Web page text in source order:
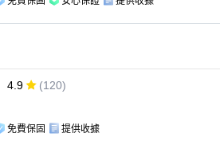
4.9 (120)
免費保固 提供收據